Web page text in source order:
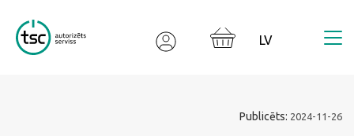
Publicēts: 2024-11-26